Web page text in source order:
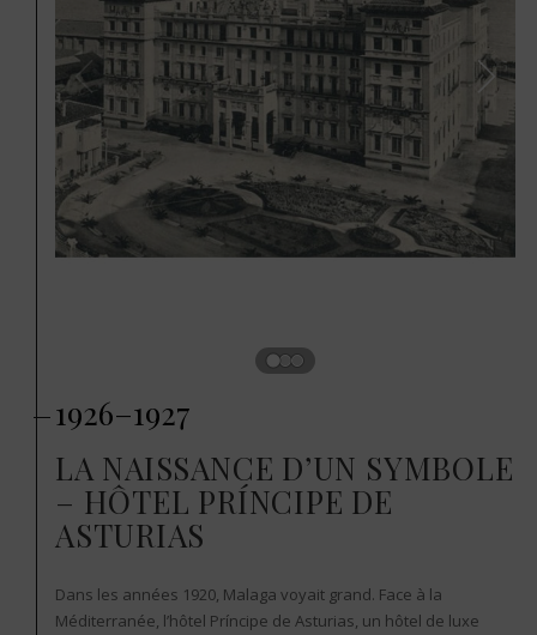
1926–1927
LA NAISSANCE D’UN SYMBOLE
– HÔTEL PRÍNCIPE DE
ASTURIAS
Dans les années 1920, Malaga voyait grand. Face à la
Méditerranée, l’hôtel Príncipe de Asturias, un hôtel de luxe